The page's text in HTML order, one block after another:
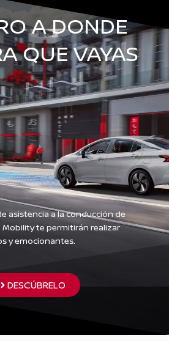
A DONDE
QUE VAYAS
asistencia a la conducción de
te permitirán realizar
y emocionantes.
DESCÚBRELO